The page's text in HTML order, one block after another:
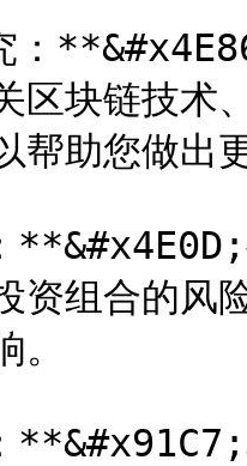
：
区块链技术
帮助您做出
资组合的风